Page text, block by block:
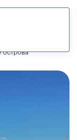
острова